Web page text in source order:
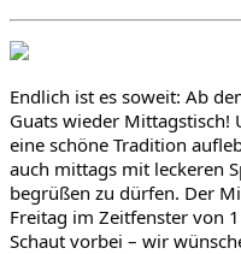
Endlich ist es soweit: Ab
Guats wieder Mittagstisch!
eine schöne Tradition
auch mittags mit leckeren
begrüßen zu dürfen. Der
Freitag im Zeitfenster von
Schaut vorbei – wir